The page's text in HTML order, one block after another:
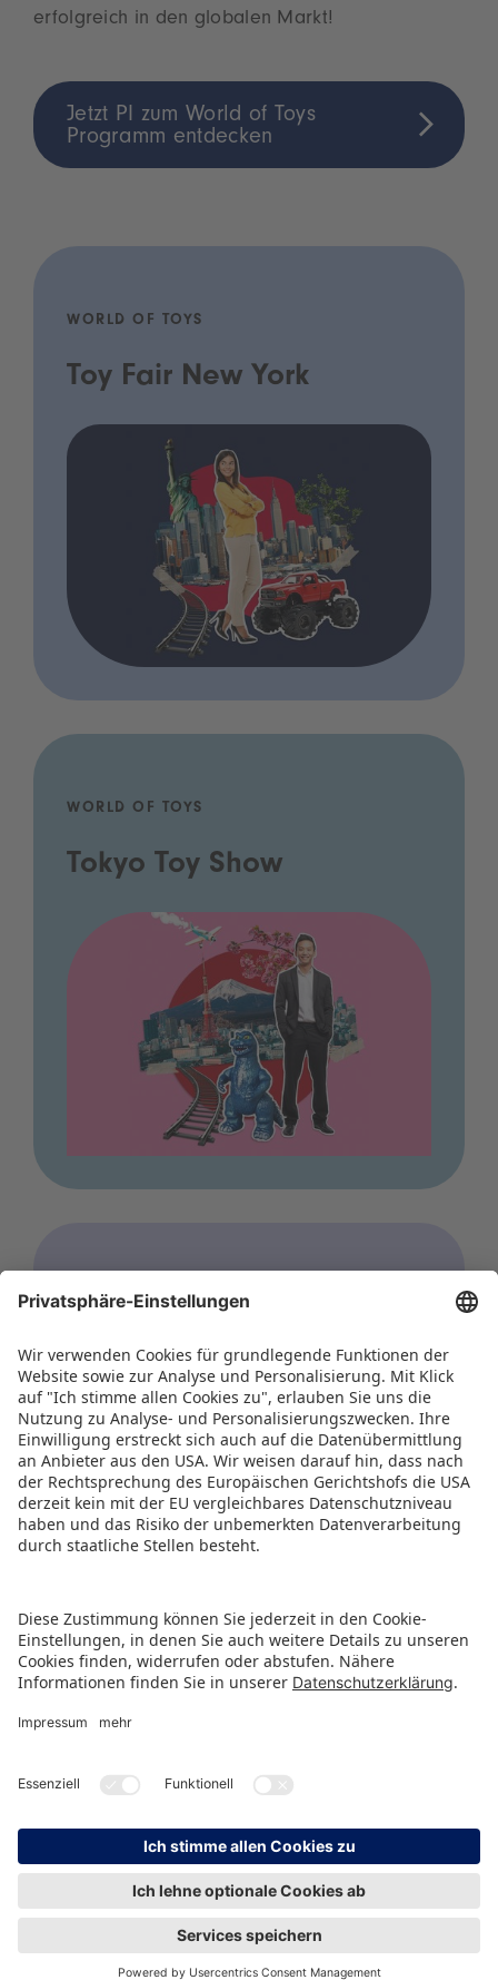
erfolgreich in den globalen Markt!
Jetzt PI zum World of Toys
Programm entdecken
WORLD OF TOYS
Toy Fair New York
WORLD OF TOYS
Tokyo Toy Show
WORLD OF TOYS
Hong Kong Toys & Games
Fair
© Spielwarenmesse eG, Herderstraße 7, 90427 Nürnberg
HINWEISGEBERSCHUTZ IMPRESSUM
DATENSCHUTZ
KONTAKT